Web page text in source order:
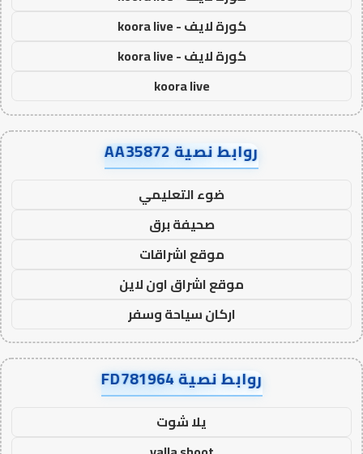
كورة لايف - koora live
كورة لايف - koora live
koora live
روابط نصية AA35872
ضوء التعليمي
صحيفة برق
موقع اشراقات
موقع اشراق اون لاين
اركان سياحة وسفر
روابط نصية FD781964
يلا شوت